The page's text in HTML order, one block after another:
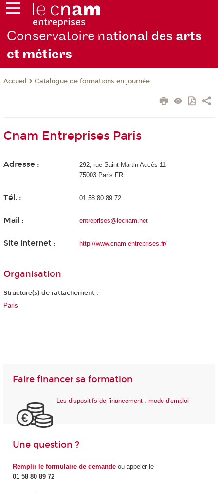
Conservatoire national des arts
et métiers
Accueil Catalogue de formations en journée
Cnam Entreprises Paris
Adresse :
292, rue Saint-Martin Accès 11
75003 Paris FR
Tél. : 01 58 80 89 72
Mail : entreprises@lecnam.net
Site internet : http://www.cnam-entreprises.fr/
Organisation
Structure(s) de rattachement :
Paris
Faire financer sa formation
Les dispositifs de financement : mode d'emploi
Une question ?
Remplir le formulaire de demandeou appeler le
01 58 80 89 72